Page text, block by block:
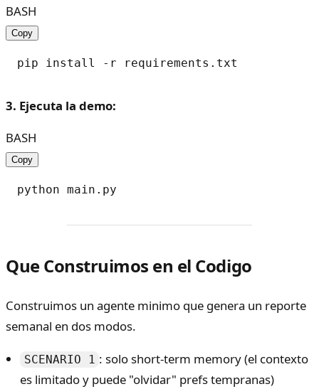
BASH
Copy
3. Ejecuta la demo:
BASH
Copy
Que Construimos en el Codigo
Construimos un agente minimo que genera un reporte
semanal en dos modos.
SCENARIO 1 : solo short-term memory (el contexto
es limitado y puede "olvidar" prefs tempranas)